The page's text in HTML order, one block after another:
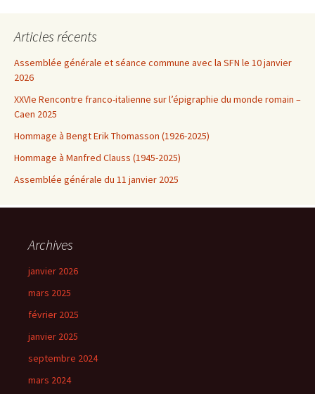
Articles récents
Assemblée générale et séance commune avec la SFN le 10 janvier
2026
XXVIe Rencontre franco-italienne sur l’épigraphie du monde romain –
Caen 2025
Hommage à Bengt Erik Thomasson (1926-2025)
Hommage à Manfred Clauss (1945-2025)
Assemblée générale du 11 janvier 2025
Archives
janvier 2026
mars 2025
février 2025
janvier 2025
septembre 2024
mars 2024